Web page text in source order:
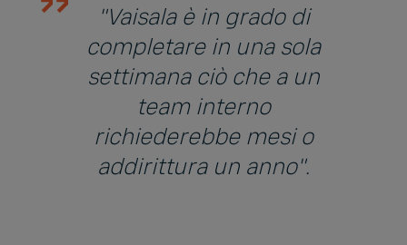
"Vaisala è in grado di
completare in una sola
settimana ciò che a un
team interno
richiederebbe mesi o
addirittura un anno".